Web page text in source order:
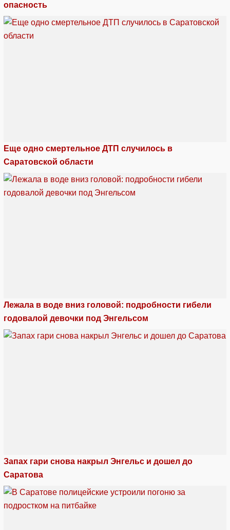
опасность
Еще одно смертельное ДТП случилось в
Саратовской области
Лежала в воде вниз головой: подробности гибели
годовалой девочки под Энгельсом
Запах гари снова накрыл Энгельс и дошел до
Саратова